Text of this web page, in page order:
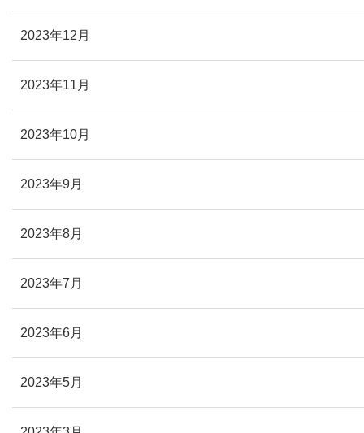
2023年12月
2023年11月
2023年10月
2023年9月
2023年8月
2023年7月
2023年6月
2023年5月